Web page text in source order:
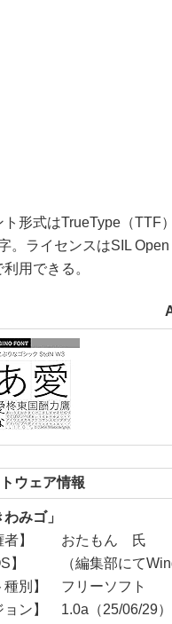
形式はTrueType（TTF
。ライセンスはSIL
用できる。
ウェア情報
わみゴ」
】
おたもん 氏
】
（編集部にて
種別】
フリーソフト
ョン】
1.0a（25/06/29）